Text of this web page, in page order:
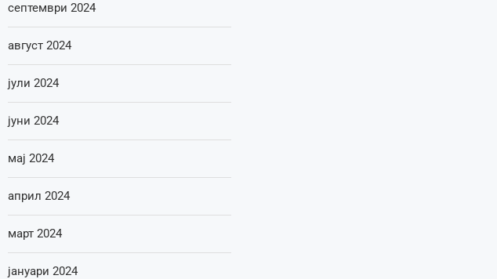
септември 2024
август 2024
јули 2024
јуни 2024
мај 2024
април 2024
март 2024
јануари 2024